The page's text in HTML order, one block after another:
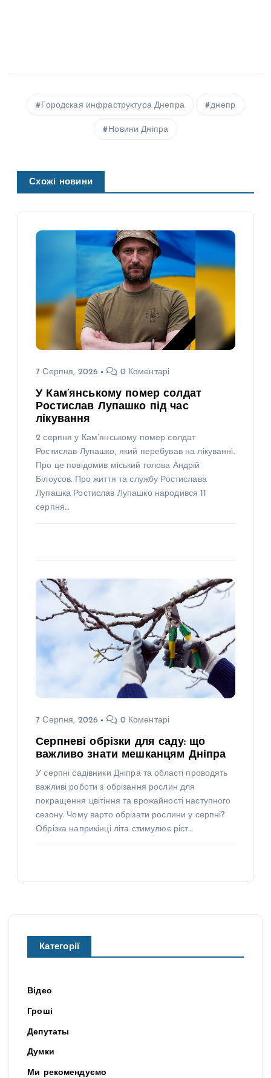
Городская инфраструктура Днепра днепр
Новини Дніпра
Схожі новини
7 Серпня, 2026 0 Коментарі
У Кам’янському помер солдат
Ростислав Лупашко під час
лікування
2 серпня у Кам’янському помер солдат
Ростислав Лупашко, який перебував на лікуванні.
Про це повідомив міський голова Андрій
Білоусов. Про життя та службу Ростислава
Лупашка Ростислав Лупашко народився 11
серпня…
7 Серпня, 2026 0 Коментарі
Серпневі обрізки для саду: що
важливо знати мешканцям Дніпра
У серпні садівники Дніпра та області проводять
важливі роботи з обрізання рослин для
покращення цвітіння та врожайності наступного
сезону. Чому варто обрізати рослини у серпні?
Обрізка наприкінці літа стимулює ріст…
Категорії
Відео
Гроші
Депутаты
Думки
Ми рекомендуємо